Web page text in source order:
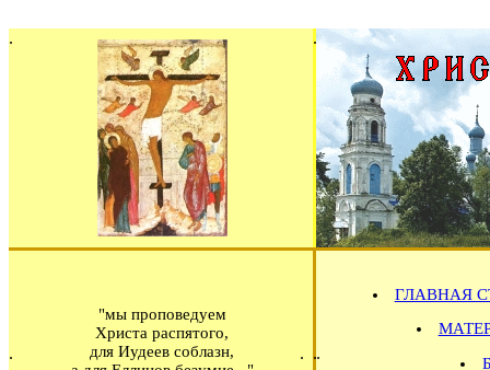
"мы проповедуем
Христа распятого,
для Иудеев соблазн,
ГЛАВНАЯ